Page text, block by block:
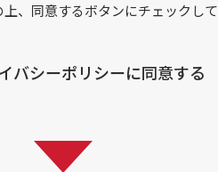
、同意するボタンにチェックして
バシーポリシーに同意する